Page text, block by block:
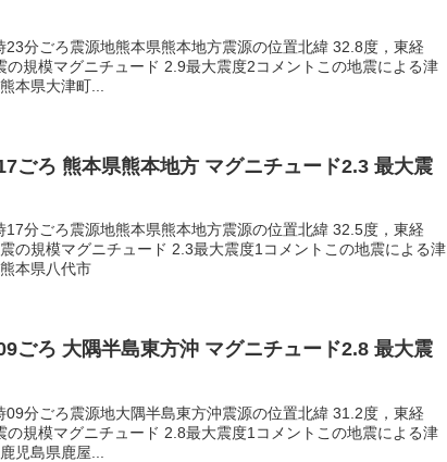
分ごろ震源地熊本県熊本地方震源の位置北緯 32.8度，東経
規模マグニチュード 2.9最大震度2コメントこの地震による津
本県大津町...
ごろ 熊本県熊本地方 マグニチュード2.3 最大震
分ごろ震源地熊本県熊本地方震源の位置北緯 32.5度，東経
の規模マグニチュード 2.3最大震度1コメントこの地震による津
本県八代市
ごろ 大隅半島東方沖 マグニチュード2.8 最大震
分ごろ震源地大隅半島東方沖震源の位置北緯 31.2度，東経
規模マグニチュード 2.8最大震度1コメントこの地震による津
児島県鹿屋...